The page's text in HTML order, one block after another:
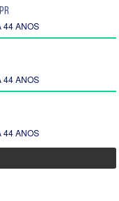
44 ANOS
44 ANOS
44 ANOS